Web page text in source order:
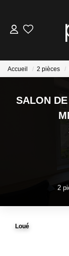
Accueil 2 pièces
SALON
2
Loué